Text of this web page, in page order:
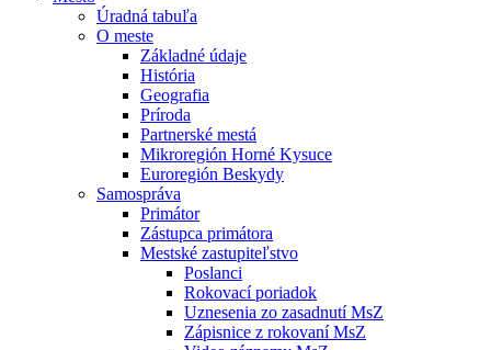
Úradná tabuľa
O meste
Základné údaje
História
Geografia
Príroda
Partnerské mestá
Mikroregión Horné Kysuce
Euroregión Beskydy
Samospráva
Primátor
Zástupca primátora
Mestské zastupiteľstvo
Poslanci
Rokovací poriadok
Uznesenia zo zasadnutí MsZ
Zápisnice z rokovaní MsZ